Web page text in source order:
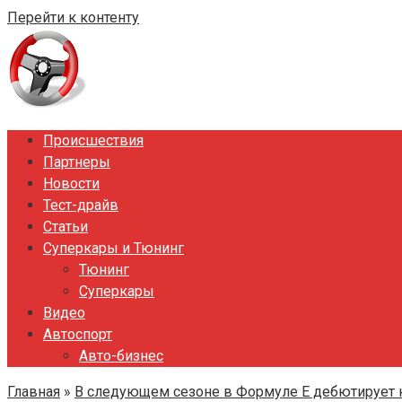
Перейти к контенту
Происшествия
Партнеры
Новости
Тест-драйв
Статьи
Суперкары и Тюнинг
Тюнинг
Суперкары
Видео
Автоспорт
Авто-бизнес
Главная » В следующем сезоне в Формуле E дебютирует